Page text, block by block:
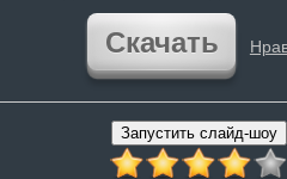
Скачать